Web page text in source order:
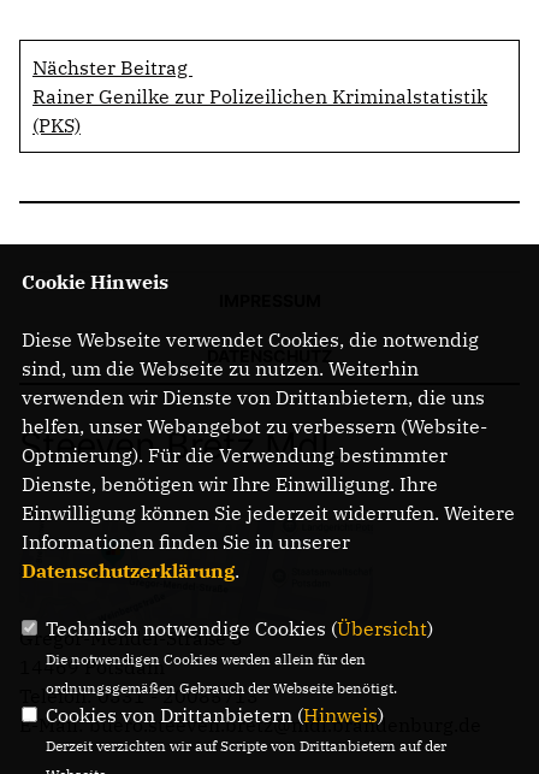
Nächster Beitrag
Rainer Genilke zur Polizeilichen Kriminalstatistik
(PKS)
Steeven Bretz MdL
Gregor-Mendel-Straße 3
14469 Potsdam
Telefon: 0331 - 20085713
E-Mail: buero.steeven.bretz@mdl.brandenburg.de
Cookie Hinweis
Diese Webseite verwendet Cookies, die notwendig
sind, um die Webseite zu nutzen. Weiterhin
verwenden wir Dienste von Drittanbietern, die uns
helfen, unser Webangebot zu verbessern (Website-
Optmierung). Für die Verwendung bestimmter
Dienste, benötigen wir Ihre Einwilligung. Ihre
Einwilligung können Sie jederzeit widerrufen. Weitere
Informationen finden Sie in unserer
Datenschutzerklärung.
Technisch notwendige Cookies (Übersicht)
Die notwendigen Cookies werden allein für den
ordnungsgemäßen Gebrauch der Webseite benötigt.
Cookies von Drittanbietern (Hinweis)
Derzeit verzichten wir auf Scripte von Drittanbietern auf der